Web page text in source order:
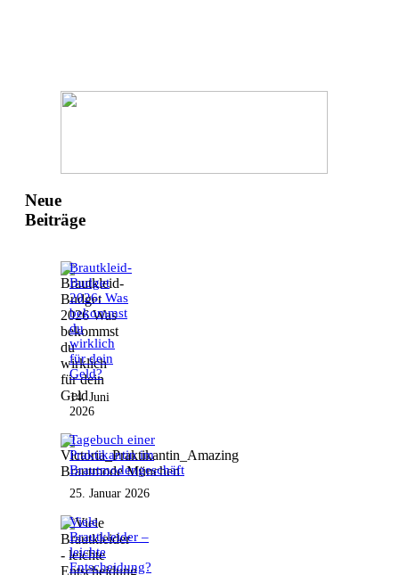
Neue
Beiträge
Brautkleid-
Budget
2026: Was
bekommst
du
wirklich
für dein
Geld?
14. Juni
2026
Tagebuch einer
Praktikantin im
Brautmodengeschäft
25. Januar 2026
Viele
Brautkleider –
leichte
Entscheidung?